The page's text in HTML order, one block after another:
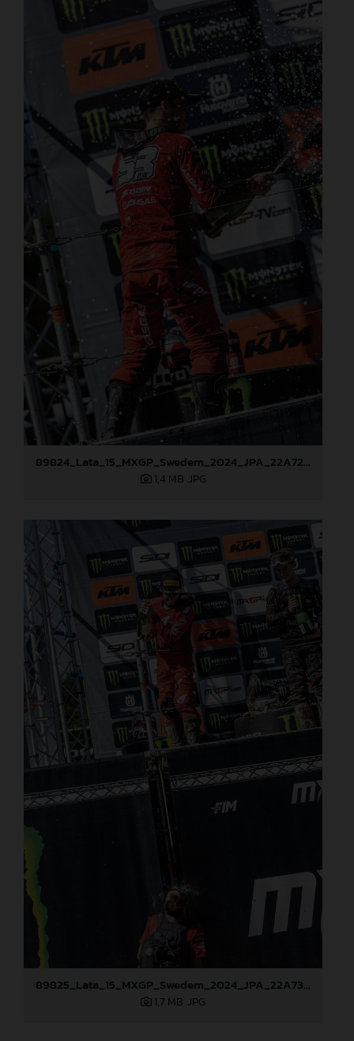
89824_Lata_15_MXGP_Swedem_2024_JPA_22A7295
1,4 MB .JPG
89825_Lata_15_MXGP_Swedem_2024_JPA_22A7331
1,7 MB .JPG